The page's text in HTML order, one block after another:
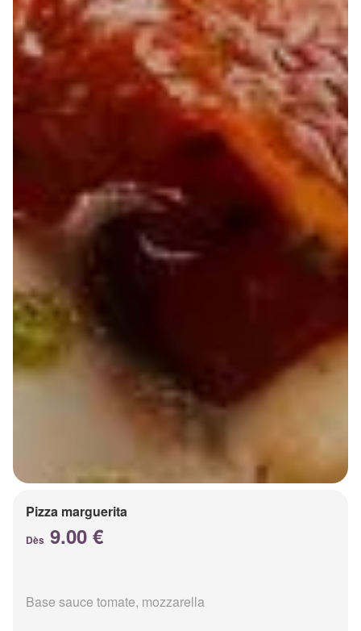
Pizza marguerita
Dès 9.00 €
Base sauce tomate, mozzarella